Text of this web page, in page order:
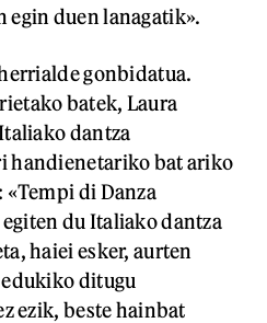
egin duen lanagatik».
gonbidatua.
batek, Laura
dantza
handienetariko bat ariko
di Danza
du Italiako dantza
haiei esker, aurten
ditugu
ezik, beste hainbat